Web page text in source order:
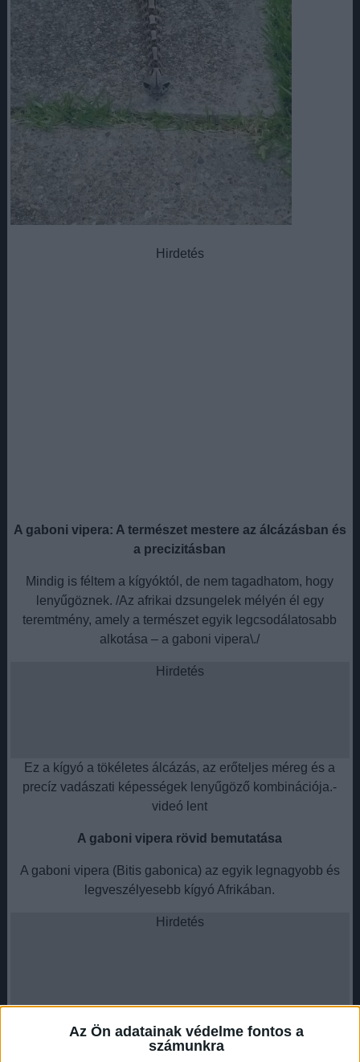
Az Ön adatainak védelme fontos a
számunkra
Hirdetés
A gaboni vipera: A természet mestere az álcázásban és
a precizitásban
Mindig is féltem a kígyóktól, de nem tagadhatom, hogy
lenyűgöznek. /Az afrikai dzsungelek mélyén él egy
teremtmény, amely a természet egyik legcsodálatosabb
alkotása – a gaboni vipera\./
Hirdetés
Ez a kígyó a tökéletes álcázás, az erőteljes méreg és a
precíz vadászati képességek lenyűgöző kombinációja.-
videó lent
A gaboni vipera rövid bemutatása
A gaboni vipera (Bitis gabonica) az egyik legnagyobb és
legveszélyesebb kígyó Afrikában.
Hirdetés
és híres a lenyűgöző álcázási technikáiról, amelyek szinte